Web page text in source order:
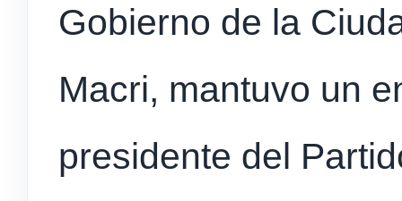
Gobierno de la
Macri, mantuvo un
presidente del